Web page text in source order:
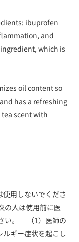
ibuprofen
and
which is
oil content so
has a refreshing
scent with
用しないでくださ
人は使用前に医
い。 （1）医師の
ギー症状を起こし